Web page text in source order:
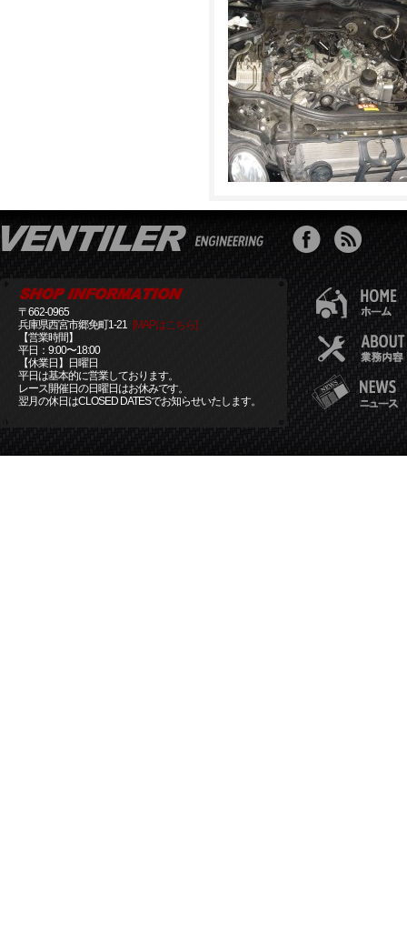
〒662-0965
兵庫県西宮市郷免町1-21 [MAPはこちら]
【営業時間】
平日：9:00〜18:00
【休業日】日曜日
平日は基本的に営業しております。
レース開催日の日曜日はお休みです。
翌月の休日はCLOSED DATESでお知らせいたします。